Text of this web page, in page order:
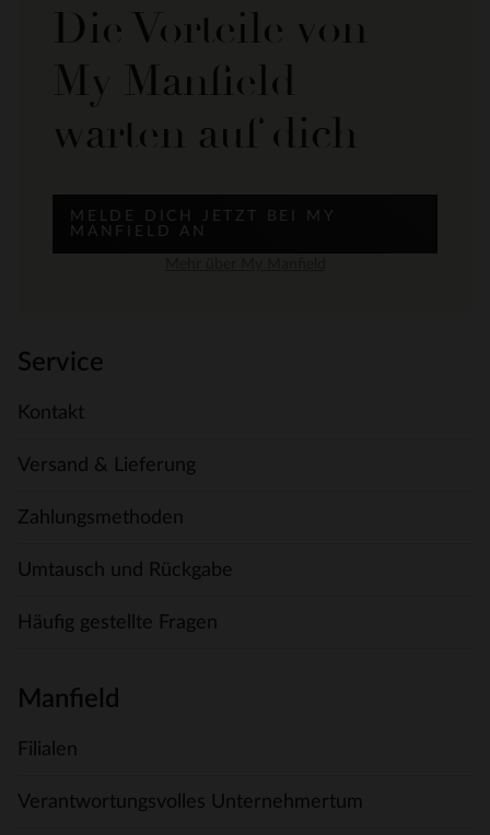
Die Vorteile von
My Manfield
warten auf dich
MELDE DICH JETZT BEI MY
MANFIELD AN
Service
Kontakt
Versand & Lieferung
Zahlungsmethoden
Umtausch und Rückgabe
Häufig gestellte Fragen
Manfield
Filialen
Verantwortungsvolles Unternehmertum